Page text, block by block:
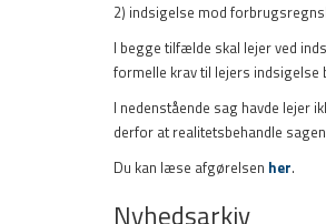
2) indsigelse mod
I begge tilfælde skal lejer ved
formelle krav til lejers
I nedenstående sag havde lejer
derfor at realitetsbehandle
Du kan læse afgørelsen her.
Nyhedsarkiv